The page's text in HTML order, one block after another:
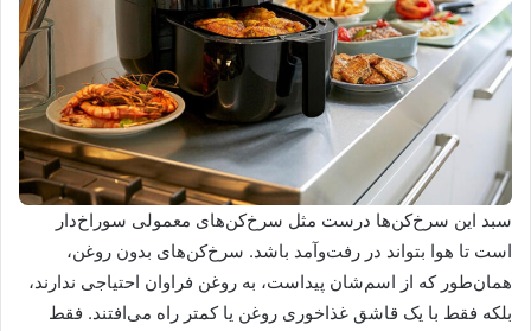
سبد این سرخ‌کن‌ها درست مثل سرخ‌کن‌های معمولی سوراخ‌دار
است تا هوا بتواند در رفت‌وآمد باشد. سرخ‌کن‌های بدون روغن،
همان‌طور که از اسم‌شان پیداست، به روغن فراوان احتیاجی ندارند،
بلکه فقط با یک قاشق غذاخوری روغن یا کمتر راه می‌افتند. فقط